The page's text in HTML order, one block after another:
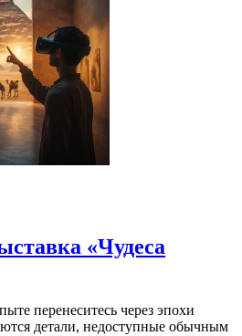
«Чудеса
перенеситесь через эпохи
детали, недоступные обычным